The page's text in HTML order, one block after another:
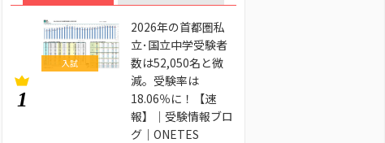
1
入試
2026年の首都圏私
立･国立中学受験者
数は52,050名と微
減。受験率は
18.06％に！【速
報】｜受験情報ブロ
グ｜ONETES